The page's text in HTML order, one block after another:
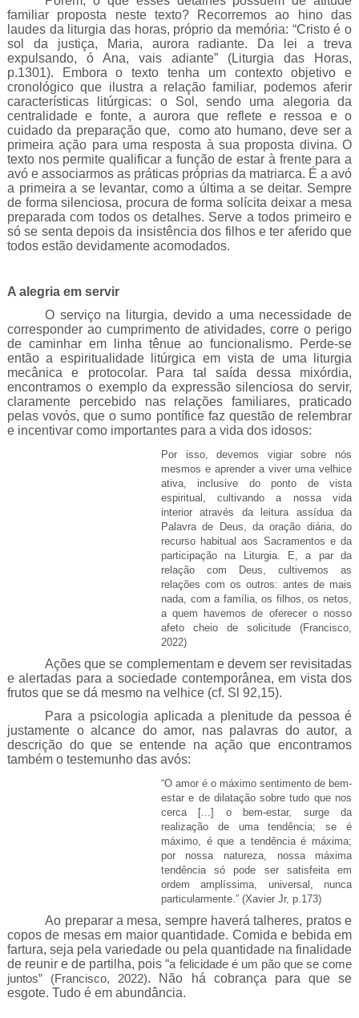
familiar proposta neste texto? Recorremos ao hino das
laudes da liturgia das horas, próprio da memória: “Cristo é o
sol da justiça, Maria, aurora radiante. Da lei a treva
expulsando, ó Ana, vais adiante” (Liturgia das Horas,
p.1301). Embora o texto tenha um contexto objetivo e
cronológico que ilustra a relação familiar, podemos aferir
características litúrgicas: o Sol, sendo uma alegoria da
centralidade e fonte, a aurora que reflete e ressoa e o
cuidado da preparação que, como ato humano, deve ser a
primeira ação para uma resposta à sua proposta divina. O
texto nos permite qualificar a função de estar à frente para a
avó e associarmos as práticas próprias da matriarca. É a avó
a primeira a se levantar, como a última a se deitar. Sempre
de forma silenciosa, procura de forma solícita deixar a mesa
preparada com todos os detalhes. Serve a todos primeiro e
só se senta depois da insistência dos filhos e ter aferido que
todos estão devidamente acomodados.
A alegria em servir
O serviço na liturgia, devido a uma necessidade de
corresponder ao cumprimento de atividades, corre o perigo
de caminhar em linha tênue ao funcionalismo. Perde-se
então a espiritualidade litúrgica em vista de uma liturgia
mecânica e protocolar. Para tal saída dessa mixórdia,
encontramos o exemplo da expressão silenciosa do servir,
claramente percebido nas relações familiares, praticado
pelas vovós, que o sumo pontífice faz questão de relembrar
e incentivar como importantes para a vida dos idosos:
Por isso, devemos vigiar sobre nós
mesmos e aprender a viver uma velhice
ativa, inclusive do ponto de vista
espiritual, cultivando a nossa vida
interior através da leitura assídua da
Palavra de Deus, da oração diária, do
recurso habitual aos Sacramentos e da
participação na Liturgia. E, a par da
relação com Deus, cultivemos as
relações com os outros: antes de mais
nada, com a família, os filhos, os netos,
a quem havemos de oferecer o nosso
afeto cheio de solicitude (Francisco,
2022)
Ações que se complementam e devem ser revisitadas
e alertadas para a sociedade contemporânea, em vista dos
frutos que se dá mesmo na velhice (cf. Sl 92,15).
Para a psicologia aplicada a plenitude da pessoa é
justamente o alcance do amor, nas palavras do autor, a
descrição do que se entende na ação que encontramos
também o testemunho das avós:
“O amor é o máximo sentimento de bem-
estar e de dilatação sobre tudo que nos
cerca [...] o bem-estar, surge da
realização de uma tendência; se é
máximo, é que a tendência é máxima;
por nossa natureza, nossa máxima
tendência só pode ser satisfeita em
ordem amplíssima, universal, nunca
particularmente.” (Xavier Jr, p.173)
Ao preparar a mesa, sempre haverá talheres, pratos e
copos de mesas em maior quantidade. Comida e bebida em
fartura, seja pela variedade ou pela quantidade na finalidade
de reunir e de partilha, pois “a felicidade é um pão que se come
juntos” (Francisco, 2022). Não há cobrança para que se
esgote. Tudo é em abundância.